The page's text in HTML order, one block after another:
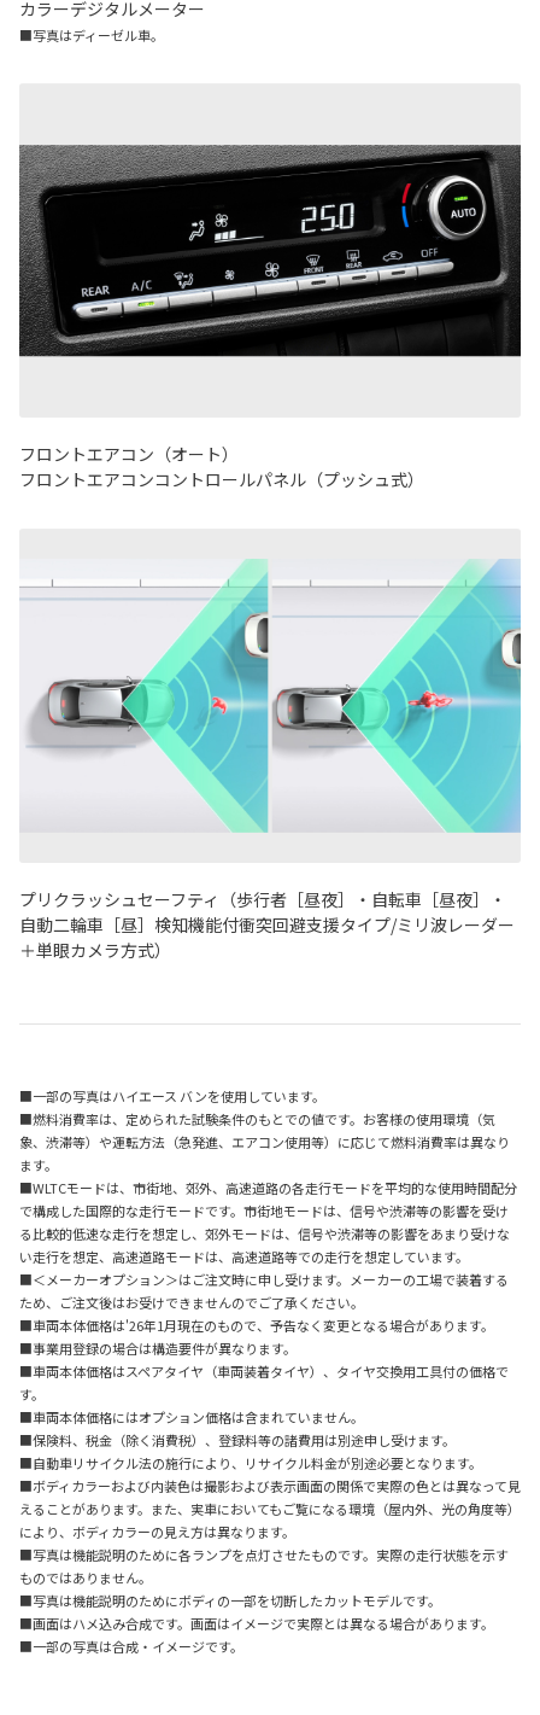
カラーデジタルメーター
■写真はディーゼル車。
フロントエアコン（オート）
フロントエアコンコントロールパネル（プッシュ式）
プリクラッシュセーフティ（歩行者［昼夜］・自転車［昼夜］・
自動二輪車［昼］検知機能付衝突回避支援タイプ/ミリ波レーダー
＋単眼カメラ方式）
■一部の写真はハイエース バンを使用しています。
■燃料消費率は、定められた試験条件のもとでの値です。お客様の使用環境（気
象、渋滞等）や運転方法（急発進、エアコン使用等）に応じて燃料消費率は異なり
ます。
■WLTCモードは、市街地、郊外、高速道路の各走行モードを平均的な使用時間配分
で構成した国際的な走行モードです。市街地モードは、信号や渋滞等の影響を受け
る比較的低速な走行を想定し、郊外モードは、信号や渋滞等の影響をあまり受けな
い走行を想定、高速道路モードは、高速道路等での走行を想定しています。
■＜メーカーオプション＞はご注文時に申し受けます。メーカーの工場で装着する
ため、ご注文後はお受けできませんのでご了承ください。
■車両本体価格は'26年1月現在のもので、予告なく変更となる場合があります。
■事業用登録の場合は構造要件が異なります。
■車両本体価格はスペアタイヤ（車両装着タイヤ）、タイヤ交換用工具付の価格で
す。
■車両本体価格にはオプション価格は含まれていません。
■保険料、税金（除く消費税）、登録料等の諸費用は別途申し受けます。
■自動車リサイクル法の施行により、リサイクル料金が別途必要となります。
■ボディカラーおよび内装色は撮影および表示画面の関係で実際の色とは異なって見
えることがあります。また、実車においてもご覧になる環境（屋内外、光の角度等）
により、ボディカラーの見え方は異なります。
■写真は機能説明のために各ランプを点灯させたものです。実際の走行状態を示す
ものではありません。
■写真は機能説明のためにボディの一部を切断したカットモデルです。
■画面はハメ込み合成です。画面はイメージで実際とは異なる場合があります。
■一部の写真は合成・イメージです。